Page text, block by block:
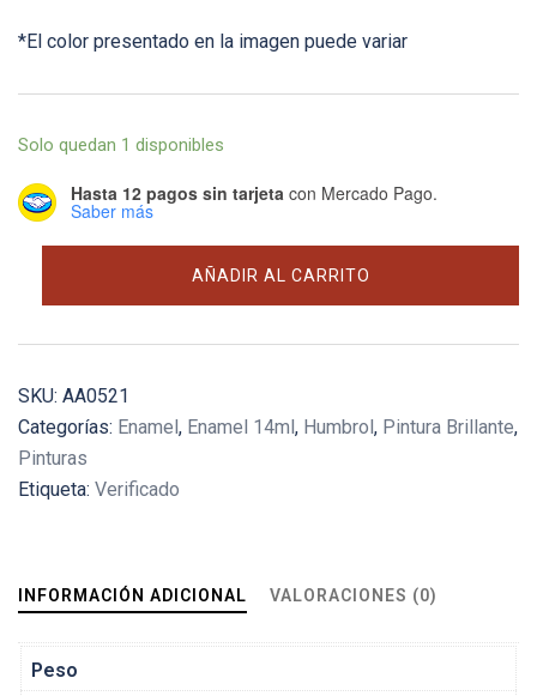
*El color presentado en la imagen puede variar
Solo quedan 1 disponibles
Hasta 12 pagos sin tarjeta con Mercado Pago.
Saber más
(Gloss)
-
14ml
cantidad
AÑADIR AL CARRITO
SKU: AA0521
Categorías: Enamel, Enamel 14ml, Humbrol, Pintura Brillante,
Pinturas
Etiqueta: Verificado
INFORMACIÓN ADICIONAL VALORACIONES (0)
Peso